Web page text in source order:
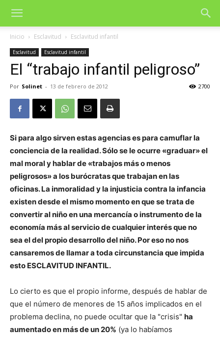
Inicio Esclavitud Esclavitud infantil
Esclavitud Esclavitud infantil
El “trabajo infantil peligroso”
Por Solinet - 13 de febrero de 2012 2700
Si para algo sirven estas agencias es para camuflar la
conciencia de la realidad. Sólo se le ocurre «graduar» el
mal moral y hablar de «trabajos más o menos
peligrosos» a los burócratas que trabajan en las
oficinas. La inmoralidad y la injusticia contra la infancia
existen desde el mismo momento en que se trata de
convertir al niño en una mercancía o instrumento de la
economía más al servicio de cualquier interés que no
sea el del propio desarrollo del niño. Por eso no nos
cansaremos de llamar a toda circunstancia que impida
esto ESCLAVITUD INFANTIL.
Lo cierto es que el propio informe, después de hablar de
que el número de menores de 15 años implicados en el
problema declina, no puede ocultar que la "crisis" ha
aumentado en más de un 20% (ya lo habíamos